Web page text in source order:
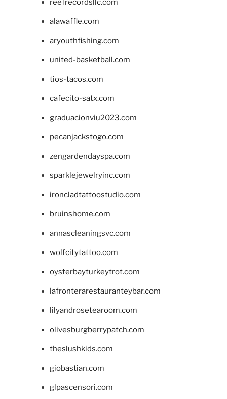
reefrecordsllc.com
alawaffle.com
aryouthfishing.com
united-basketball.com
tios-tacos.com
cafecito-satx.com
graduacionviu2023.com
pecanjackstogo.com
zengardendayspa.com
sparklejewelryinc.com
ironcladtattoostudio.com
bruinshome.com
annascleaningsvc.com
wolfcitytattoo.com
oysterbayturkeytrot.com
lafronterarestauranteybar.com
lilyandrosetearoom.com
olivesburgberrypatch.com
theslushkids.com
giobastian.com
glpascensori.com